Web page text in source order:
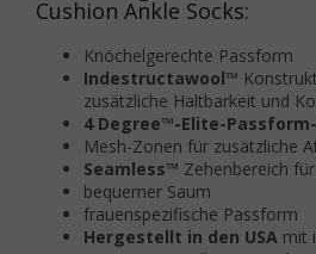
Cushion Ankle Socks:
Knöchelgerechte Passform
Indestructawool™
zusätzliche Haltbarkeit und
4 Degree™-Elite-
Mesh-Zonen für zusätzliche
Seamless™ Zehenbereich
bequemer Saum
frauenspezifische Passform
Hergestellt in den USA mit